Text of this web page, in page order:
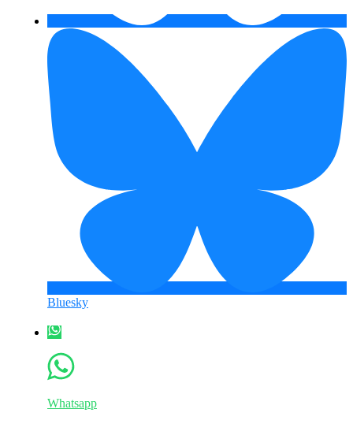
Bluesky
Whatsapp